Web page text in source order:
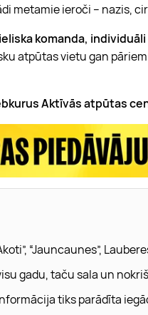
metamie ieroči – nazis,
komanda,
atpūtas vietu gan
Aktīvās atpūtas
“Jauncaunes”,
gadu, taču sala un
tiks parādīta